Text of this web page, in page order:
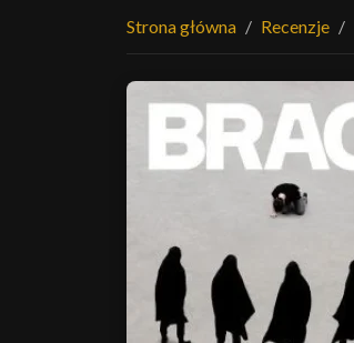
Strona główna Recenzje